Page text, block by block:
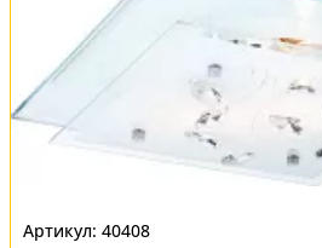
40408